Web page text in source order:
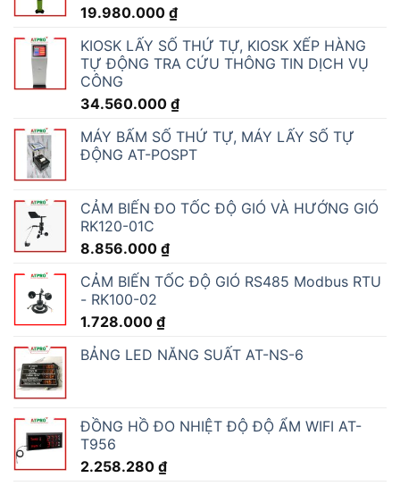
19.980.000 ₫
KIOSK LẤY SỐ THỨ TỰ, KIOSK XẾP HÀNG
TỰ ĐỘNG TRA CỨU THÔNG TIN DỊCH VỤ
CÔNG
34.560.000 ₫
MÁY BẤM SỐ THỨ TỰ, MÁY LẤY SỐ TỰ
ĐỘNG AT-POSPT
CẢM BIẾN ĐO TỐC ĐỘ GIÓ VÀ HƯỚNG GIÓ
RK120-01C
8.856.000 ₫
CẢM BIẾN TỐC ĐỘ GIÓ RS485 Modbus RTU
- RK100-02
1.728.000 ₫
BẢNG LED NĂNG SUẤT AT-NS-6
ĐỒNG HỒ ĐO NHIỆT ĐỘ ĐỘ ẨM WIFI AT-
T956
2.258.280 ₫